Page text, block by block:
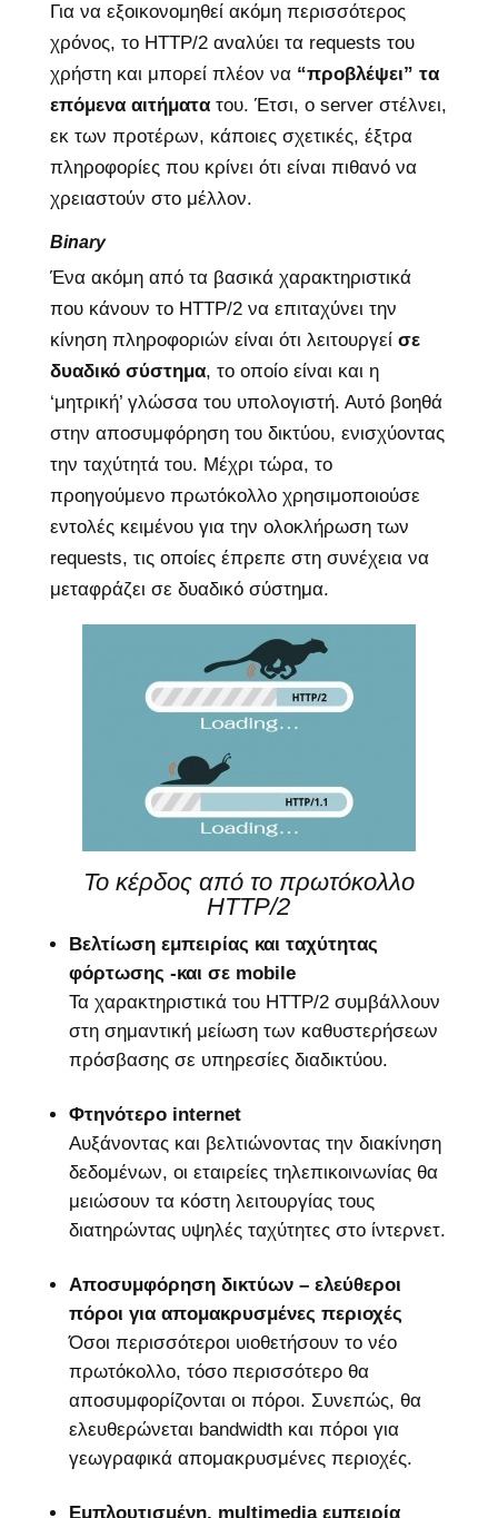
Για να εξοικονομηθεί ακόμη περισσότερος
χρόνος, το HTTP/2 αναλύει τα requests του
χρήστη και μπορεί πλέον να “προβλέψει” τα
επόμενα αιτήματα του. Έτσι, o server στέλνει,
εκ των προτέρων, κάποιες σχετικές, έξτρα
πληροφορίες που κρίνει ότι είναι πιθανό να
χρειαστούν στο μέλλον.
Binary
Ένα ακόμη από τα βασικά χαρακτηριστικά
που κάνουν το HTTP/2 να επιταχύνει την
κίνηση πληροφοριών είναι ότι λειτουργεί σε
δυαδικό σύστημα, το οποίο είναι και η
‘μητρική’ γλώσσα του υπολογιστή. Αυτό βοηθά
στην αποσυμφόρηση του δικτύου, ενισχύοντας
την ταχύτητά του. Μέχρι τώρα, το
προηγούμενο πρωτόκολλο χρησιμοποιούσε
εντολές κειμένου για την ολοκλήρωση των
requests, τις οποίες έπρεπε στη συνέχεια να
μεταφράζει σε δυαδικό σύστημα.
Το κέρδος από το πρωτόκολλο
HTTP/2
Βελτίωση εμπειρίας και ταχύτητας
φόρτωσης -και σε mobile
Τα χαρακτηριστικά του HTTP/2 συμβάλλουν
στη σημαντική μείωση των καθυστερήσεων
πρόσβασης σε υπηρεσίες διαδικτύου.
Φτηνότερο internet
Αυξάνοντας και βελτιώνοντας την διακίνηση
δεδομένων, οι εταιρείες τηλεπικοινωνίας θα
μειώσουν τα κόστη λειτουργίας τους
διατηρώντας υψηλές ταχύτητες στο ίντερνετ.
Αποσυμφόρηση δικτύων – ελεύθεροι
πόροι για απομακρυσμένες περιοχές
Όσοι περισσότεροι υιοθετήσουν το νέο
πρωτόκολλο, τόσο περισσότερο θα
αποσυμφορίζονται οι πόροι. Συνεπώς, θα
ελευθερώνεται bandwidth και πόροι για
γεωγραφικά απομακρυσμένες περιοχές.
Εμπλουτισμένη, multimedia εμπειρία